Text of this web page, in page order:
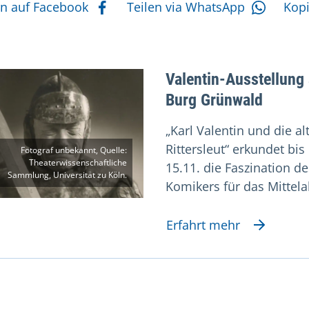
auf Facebook Teilen via WhatsApp
Fotograf unbekannt, Quelle:
Theaterwissenschaftliche
Sammlung, Universität zu Köln.
Valentin-Ausstellung
Burg Grünwald
„Karl Valentin und die
Rittersleut“ erkundet bis
15.11. die Faszination
Komikers für das
Erfahrt mehr